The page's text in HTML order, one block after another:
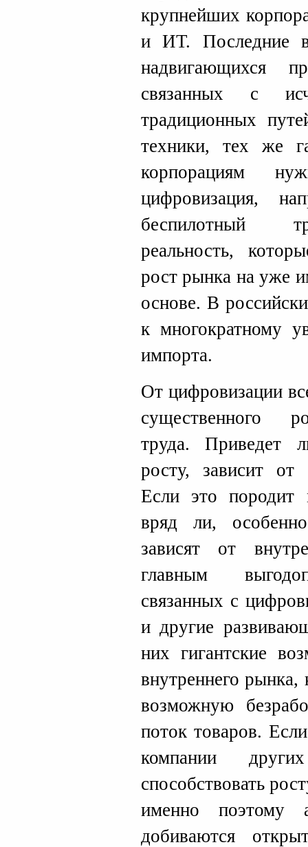
крупнейших
и ИТ. Последние
надвигающихся
связанных с
традиционных
техники, тех же
корпорациям
цифровизация,
беспилотный
реальность,
рост рынка на уже
основе. В
к многократному
импорта.
От цифровизации
существенного
труда. Приведет
росту, зависит
Если это породит
вряд ли,
зависят от
главным
связанных с
и другие
них гигантские
внутреннего
возможную
поток товаров.
компании
способствовать
именно поэтому
добиваются